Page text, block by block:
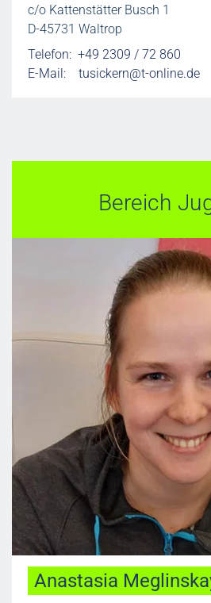
c/o Kattenstätter Busch 1
D-45731 Waltrop
Telefon: +49 2309 / 72 860
E-Mail: tusickern@t-online.de
Bereich
Anastasia